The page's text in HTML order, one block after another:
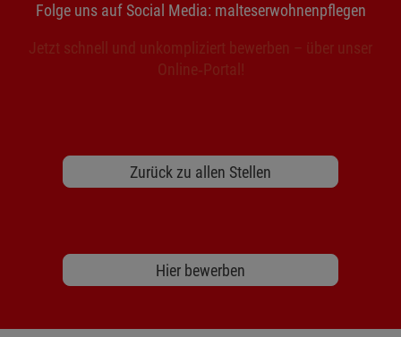
Folge uns auf Social Media: malteserwohnenpflegen
Jetzt schnell und unkompliziert bewerben – über unser
Online‑Portal!
Zurück zu allen Stellen
Hier bewerben